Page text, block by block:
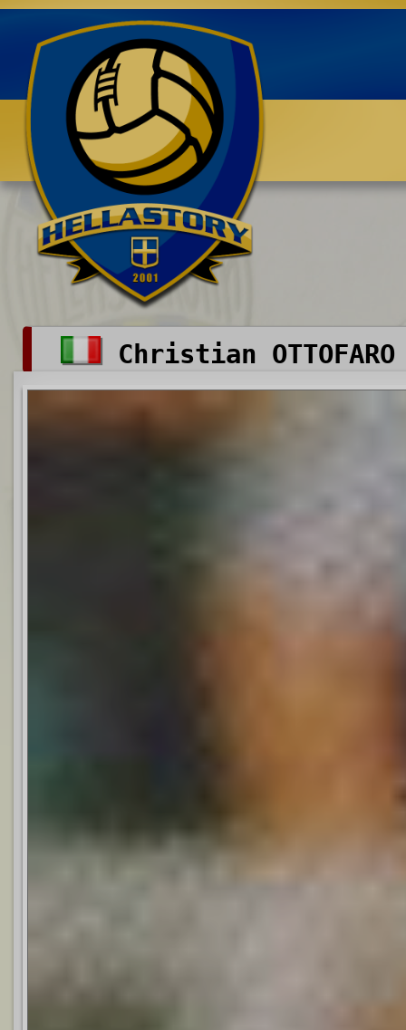
Benvenuti su HELLASTORY.net
Christian OTTOFARO